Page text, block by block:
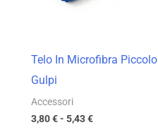
Telo In Microfibra Piccolo
Gulpi
Accessori
3,80€- 5,43€